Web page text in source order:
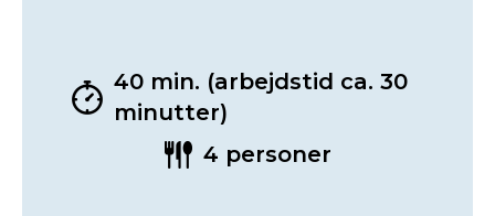
40 min. (arbejdstid ca. 30
minutter)
4 personer